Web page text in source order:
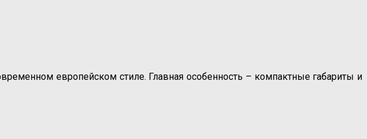
европейском стиле. Главная особенность – компактные габариты и